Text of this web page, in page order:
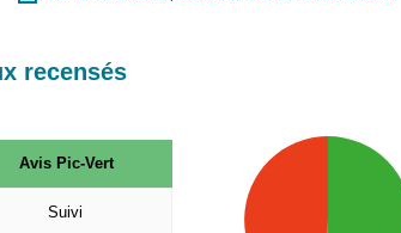
recensés
Avis Pic-Vert
Suivi